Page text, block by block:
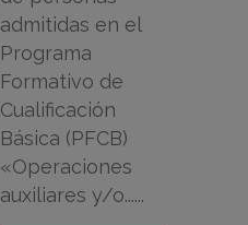
admitidas en el
Programa
Formativo de
Cualificación
Básica (PFCB)
«Operaciones
auxiliares y/o......